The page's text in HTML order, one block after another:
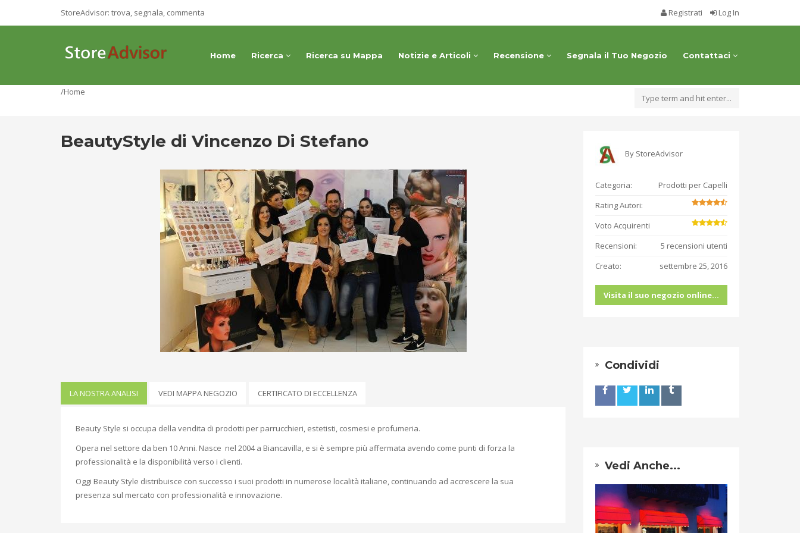
StoreAdvisor: trova, segnala, commenta Registrati Log In
Home Ricerca Ricerca su Mappa Notizie e Articoli Recensione Segnala il Tuo Negozio Contattaci
/Home
BeautyStyle di Vincenzo Di Stefano
LA NOSTRA ANALISI VEDI MAPPA NEGOZIO CERTIFICATO DI ECCELLENZA
Beauty Style si occupa della vendita di prodotti per parrucchieri, estetisti, cosmesi e profumeria.
Opera nel settore da ben 10 Anni. Nasce nel 2004 a Biancavilla, e si è sempre più affermata avendo come punti di forza la
professionalità e la disponibilità verso i clienti.
Oggi Beauty Style distribuisce con successo i suoi prodotti in numerose località italiane, continuando ad accrescere la sua
presenza sul mercato con professionalità e innovazione.
By StoreAdvisor
Categoria:
Prodotti per Capelli
Rating Autori:
Voto Acquirenti
Recensioni:
5 recensioni utenti
Creato:
settembre 25, 2016
Visita il suo negozio online...
Condividi
Vedi Anche...